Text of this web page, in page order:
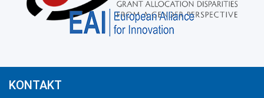
KONTAKT